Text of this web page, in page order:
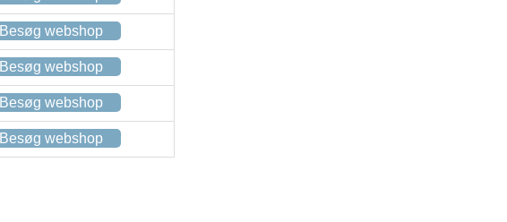
Besøg webshop
Besøg webshop
Besøg webshop
Besøg webshop